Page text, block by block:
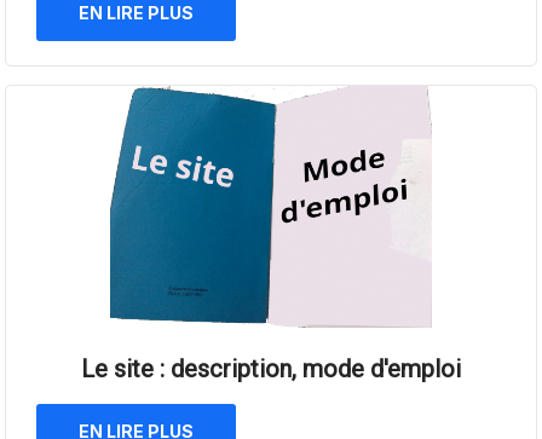
EN LIRE PLUS
Le site : description, mode d'emploi
EN LIRE PLUS